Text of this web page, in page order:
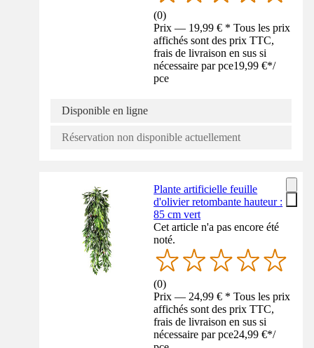
(0)
Prix — 19,99 € * Tous les prix
affichés sont des prix TTC,
frais de livraison en sus si
nécessaire par pce19,99 €*/
pce
Disponible en ligne
Réservation non disponible actuellement
Plante artificielle feuille
d'olivier retombante hauteur :
85 cm vert
Cet article n'a pas encore été
noté.
(0)
Prix — 24,99 € * Tous les prix
affichés sont des prix TTC,
frais de livraison en sus si
nécessaire par pce24,99 €*/